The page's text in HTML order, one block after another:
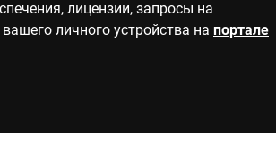
лицензии, запросы на
личного устройства на портале